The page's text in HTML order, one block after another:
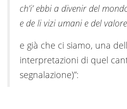
ch’i’ ebbi a divenir del
e de li vizi umani e del valore
e già che ci siamo, una
interpretazioni di quel
segnalazione)”: